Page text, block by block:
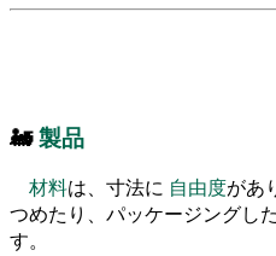
🚂製品
材料は、寸法に 自由度があ
つめたり、パッケージングし
す。